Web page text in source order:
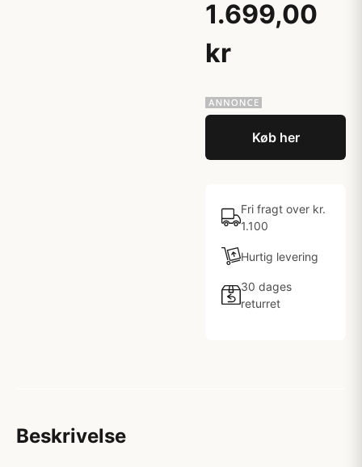
1.699,00
kr
Køb her
Fri fragt over kr.
1.100
Hurtig levering
30 dages
returret
Beskrivelse